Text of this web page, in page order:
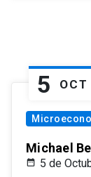
5 OCT
Michael
5 de